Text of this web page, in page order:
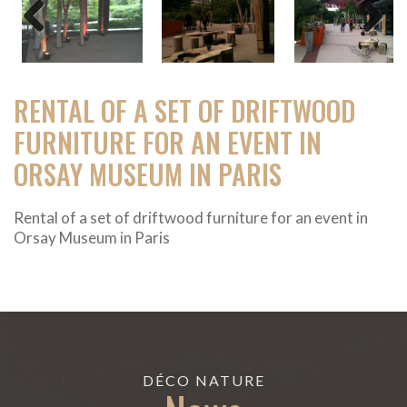
Previous Next
RENTAL OF A SET OF DRIFTWOOD
FURNITURE FOR AN EVENT IN
ORSAY MUSEUM IN PARIS
Rental of a set of driftwood furniture for an event in
Orsay Museum in Paris
DÉCO NATURE